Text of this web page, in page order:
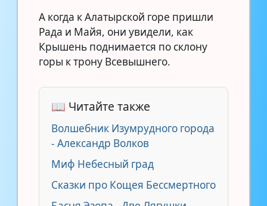
А когда к Алатырской горе пришли
Рада и Майя, они увидели, как
Крышень поднимается по склону
горы к трону Всевышнего.
📖 Читайте также
Волшебник Изумрудного города
- Александр Волков
Миф Небесный град
Сказки про Кощея Бессмертного